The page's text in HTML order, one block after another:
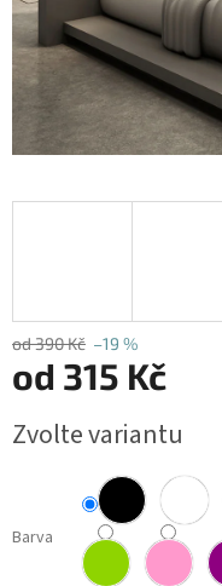
od 390 Kč –19 %
od 315 Kč
cena:
Zvolte variantu
Barva